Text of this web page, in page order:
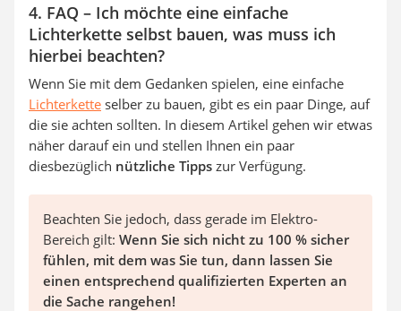
4. FAQ – Ich möchte eine einfache
Lichterkette selbst bauen, was muss ich
hierbei beachten?
Wenn Sie mit dem Gedanken spielen, eine einfache
Lichterkette selber zu bauen, gibt es ein paar Dinge, auf
die sie achten sollten. In diesem Artikel gehen wir etwas
näher darauf ein und stellen Ihnen ein paar
diesbezüglich nützliche Tipps zur Verfügung.
Beachten Sie jedoch, dass gerade im Elektro-
Bereich gilt: Wenn Sie sich nicht zu 100 % sicher
fühlen, mit dem was Sie tun, dann lassen Sie
einen entsprechend qualifizierten Experten an
die Sache rangehen!